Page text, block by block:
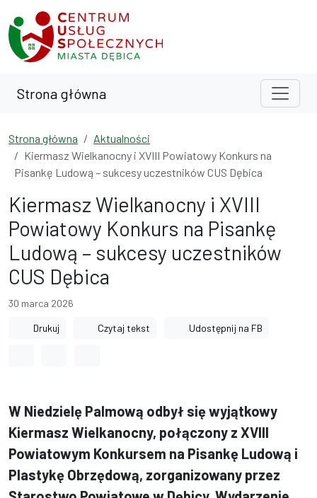
Przejdź do treści
Przejdź do wyszukiwarki
Strona główna
Strona główna
Aktualności
Kiermasz Wielkanocny i XVIII Powiatowy Konkurs na
Pisankę Ludową – sukcesy uczestników CUS Dębica
Kiermasz Wielkanocny i XVIII
Powiatowy Konkurs na Pisankę
Ludową – sukcesy uczestników
CUS Dębica
30 marca 2026
Drukuj Czytaj tekst Udostępnij na FB
W Niedzielę Palmową odbył się wyjątkowy
Kiermasz Wielkanocny, połączony z XVIII
Powiatowym Konkursem na Pisankę Ludową i
Plastykę Obrzędową, zorganizowany przez